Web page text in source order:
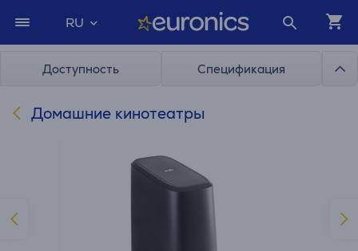
RU
Доступность Спецификация
Домашние кинотеатры